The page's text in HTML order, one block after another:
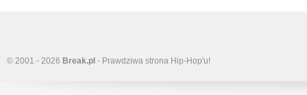
© 2001 - 2026 Break.pl - Prawdziwa strona Hip-Hop'u!